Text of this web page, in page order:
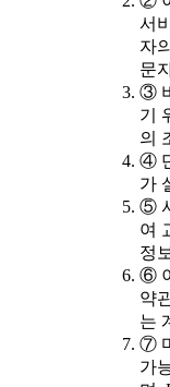
서
자
문
③
기
의
④
가
⑤
여
정
⑥
약
는
⑦
가